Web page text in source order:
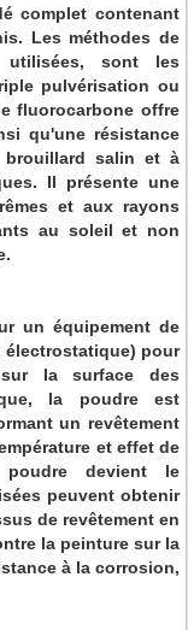
complet contenant
Les méthodes de
utilisées, sont les
pulvérisation ou
fluorocarbone offre
qu'une résistance
brouillard salin et à
Il présente une
et aux rayons
au soleil et non
un équipement de
électrostatique) pour
la surface des
la poudre est
un revêtement
et effet de
devient le
peuvent obtenir
de revêtement en
la peinture sur la
à la corrosion,